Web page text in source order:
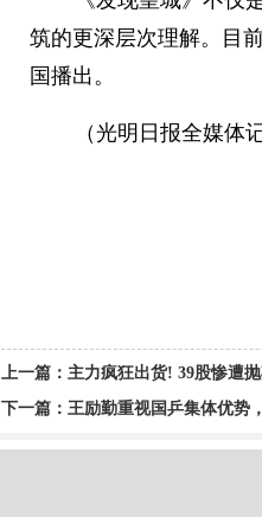
筑的更深层次理解。目
国播出。
（光明日报全媒体
上一篇： 主力疯狂出货! 39股惨遭
下一篇： 王励勤重视国乒集体优势